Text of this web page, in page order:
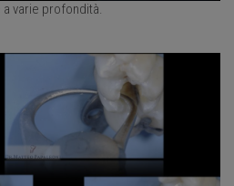
a varie profondità.